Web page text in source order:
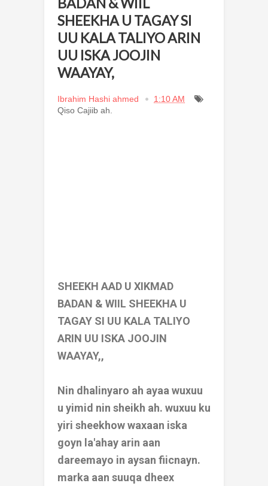
SHEEKHA U TAGAY SI
UU KALA TALIYO ARIN
UU ISKA JOOJIN
WAAYAY,
Ibrahim Hashi ahmed
1:10 AM
Qiso Cajiib ah.
SHEEKH AAD U XIKMAD
BADAN & WIIL SHEEKHA U
TAGAY SI UU KALA TALIYO
ARIN UU ISKA JOOJIN
WAAYAY,,
Nin dhalinyaro ah ayaa wuxuu
u yimid nin sheikh ah. wuxuu ku
yiri sheekhow waxaan iska
goyn la'ahay arin aan
dareemayo in aysan fiicnayn.
marka aan suuqa dheex